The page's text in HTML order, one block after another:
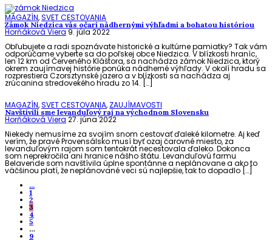
MAGAZÍN,SVET CESTOVANIA
Zámok Niedzica vás očarí nádhernými výhľadmi a bohatou históriou
Horňáková Viera9. júla 2022
Obľubujete a radi spoznávate historické a kultúrne pamiatky? Tak vám
odporúčame vyberte sa do poľskej obce Niedzica. V blízkosti hraníc,
len 12 km od Červeného Kláštora, sa nachádza zámok Niedzica, ktorý
okrem zaujímavej histórie ponúka nádherné výhľady. V okolí hradu sa
rozprestiera Czorsztynské jazero a v blízkosti sa nachádza aj
zrúcanina stredovekého hradu zo 14. […]
MAGAZÍN,SVET CESTOVANIA, ZAUJÍMAVOSTI
Navštívili sme levanduľový raj na východnom Slovensku
Horňáková Viera27. júna 2022
Niekedy nemusíme za svojím snom cestovať ďaleké kilometre. Aj keď
verím, že pravé Provensálsko musí byť ozaj čarovné miesto, za
levanduľovým rajom som tentokrát necestovala ďaleko. Dokonca
som neprekročila ani hranice nášho štátu. Levanduľovú farmu
Belavende som navštívila úplne spontánne a neplánovane a ako to
väčšinou platí, že neplánované veci sú najlepšie, tak to dopadlo […]
...
1
2
3
4
5
…
9